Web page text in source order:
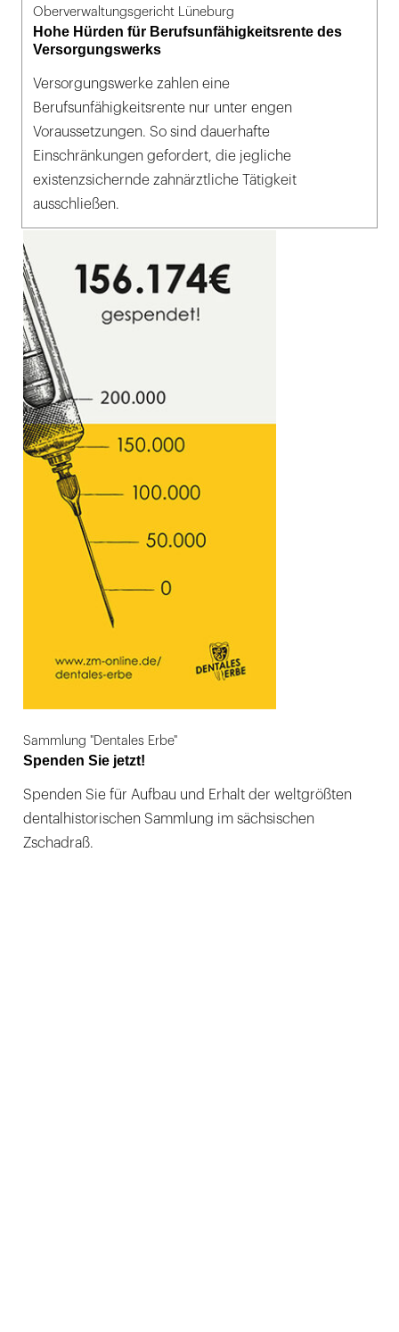
Oberverwaltungsgericht Lüneburg
Hohe Hürden für Berufsunfähigkeitsrente des
Versorgungswerks
Versorgungswerke zahlen eine
Berufsunfähigkeitsrente nur unter engen
Voraussetzungen. So sind dauerhafte
Einschränkungen gefordert, die jegliche
existenzsichernde zahnärztliche Tätigkeit
ausschließen.
Sammlung "Dentales Erbe"
Spenden Sie jetzt!
Spenden Sie für Aufbau und Erhalt der weltgrößten
dentalhistorischen Sammlung im sächsischen
Zschadraß.